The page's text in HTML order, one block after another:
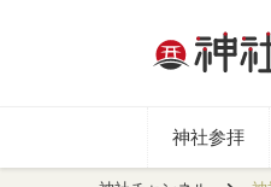
神社参拝